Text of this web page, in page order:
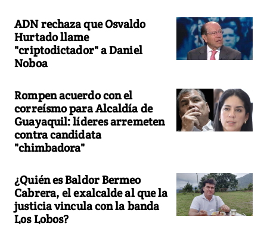
ADN rechaza que Osvaldo
Hurtado llame
"criptodictador" a Daniel
Noboa
Rompen acuerdo con el
correísmo para Alcaldía de
Guayaquil: líderes arremeten
contra candidata
"chimbadora"
¿Quién es Baldor Bermeo
Cabrera, el exalcalde al que la
justicia vincula con la banda
Los Lobos?